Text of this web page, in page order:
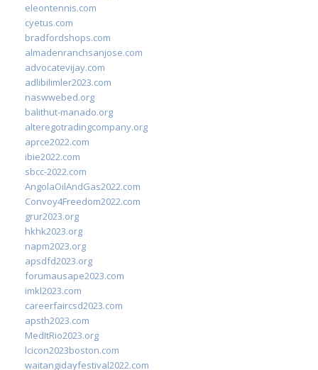
eleontennis.com
cyetus.com
bradfordshops.com
almadenranchsanjose.com
advocatevijay.com
adlibilimler2023.com
naswwebed.org
balithut-manado.org
alteregotradingcompany.org
aprce2022.com
ibie2022.com
sbcc-2022.com
AngolaOilAndGas2022.com
Convoy4Freedom2022.com
grur2023.org
hkhk2023.org
napm2023.org
apsdfd2023.org
forumausape2023.com
imkl2023.com
careerfaircsd2023.com
apsth2023.com
MedItRio2023.org
lcicon2023boston.com
waitangidayfestival2022.com